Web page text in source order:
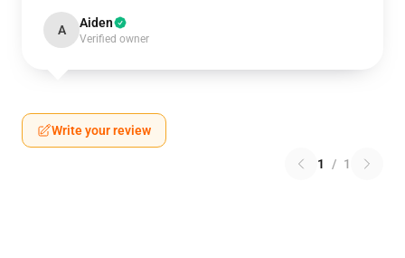
A Aiden
Verified owner
Write your review
1 / 1